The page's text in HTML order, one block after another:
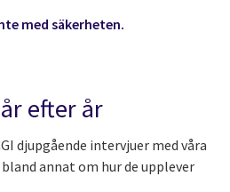
med säkerheten.
efter år
djupgående intervjuer med våra
annat om hur de upplever